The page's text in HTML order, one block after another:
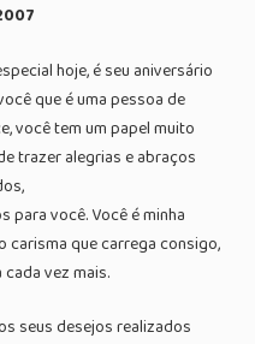
hoje, é seu aniversário
que é uma pessoa de
você tem um papel muito
trazer alegrias e abraços
para você. Você é minha
carisma que carrega consigo,
vez mais.
seus desejos realizados